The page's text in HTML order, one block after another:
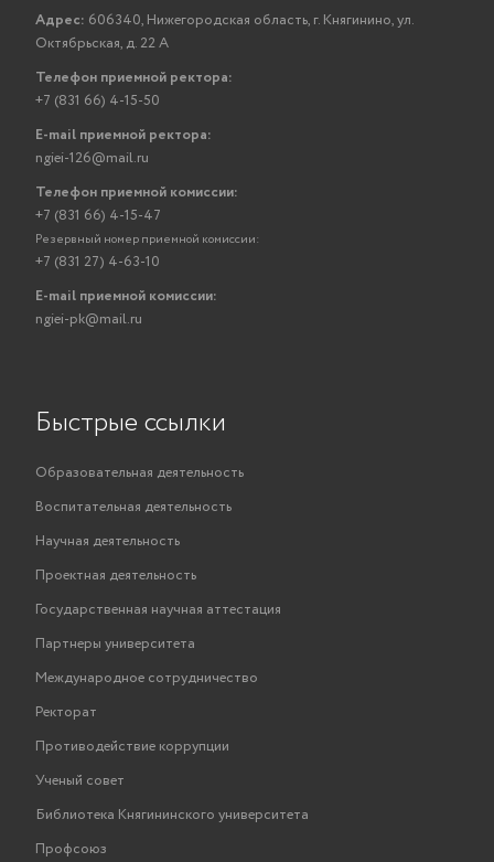
Адрес: 606340, Нижегородская область, г. Княгинино, ул.
Октябрьская, д. 22 А
Телефон приемной ректора:
+7 (831 66) 4-15-50
E-mail приемной ректора:
ngiei-126@mail.ru
Телефон приемной комиссии:
+7 (831 66) 4-15-47
Резервный номер приемной комиссии:
+7 (831 27) 4-63-10
E-mail приемной комиссии:
ngiei-pk@mail.ru
Быстрые ссылки
Образовательная деятельность
Воспитательная деятельность
Научная деятельность
Проектная деятельность
Государственная научная аттестация
Партнеры университета
Международное сотрудничество
Ректорат
Противодействие коррупции
Ученый совет
Библиотека Княгининского университета
Профсоюз